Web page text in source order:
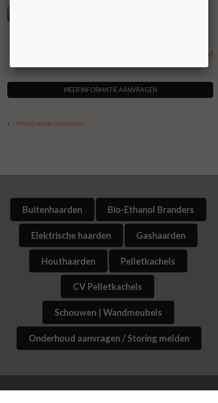
€ 3.545,00 (incl. btw)
MEER INFORMATIE AANVRAGEN
TERUG NAAR OVERZICHT
Buitenhaarden Bio-Ethanol Branders
Elektrische haarden Gashaarden
Houthaarden Pelletkachels
CV Pelletkachels
Schouwen | Wandmeubels
Onderhoud aanvragen / Storing melden
© 2026Website Bedrijvenpresentatie.nl